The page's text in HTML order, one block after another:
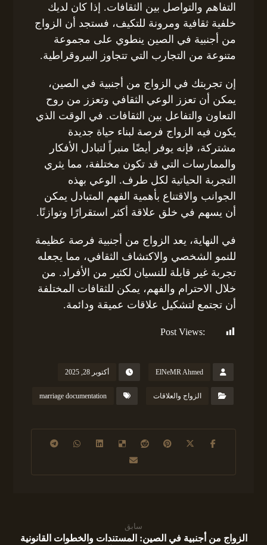
التفاهم والتواصل بين الثقافات. إذا كان لديك
خلفية ثقافية ومرونة للتكيف، فستجد أن الزواج
من أجنبية في الصين ينطوي على مجموعة
متنوعة من التجارب التي تتجاوز البيروقراطية.
إن تجربتك في الزواج من أجنبية في الصين،
يمكن أن تعزز الوعي الثقافي وتعزز من روح
التعاون والتفاعل بين الثقافات. في الوقت الذي
يكون فيه الزواج فرصة لبناء حياة جديدة
مشتركة، فإنه يوفر أيضًا منبراً لتبادل الأفكار
والممارسات التي قد تكون مختلفة، مما يثري
التجربة الحياتية لكل طرف. الوعي بهذه
الجوانب والاقتناع بأهمية الفهم المتبادل يمكن
أن يسهم في خلق علاقة أكثر استقرارًا وتوازنًا.
في النهاية، يعد الزواج من أجنبية فرصة عظيمة
للنمو الشخصي والاكتشاف الثقافي، مما يجعله
تجربة غير قابلة للنسيان لكثير من الأفراد. من
خلال الاحترام والفهم، يمكن للثقافات المختلفة
أن تجتمع لتشكيل علاقات عميقة ودائمة.
Post Views:
ElNeMR Ahmed أكتوبر 28, 2025
الزواج والعلاقات marriage documentation
سابق
الزواج من أجنبية في الصين: المستندات والخطوات القانونية